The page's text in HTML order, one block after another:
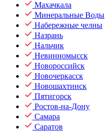
Махачкала
Минеральные Воды
Набережные челны
Назрань
Нальчик
Невинномысск
Новороссийск
Новочеркасск
Новошахтинск
Пятигорск
Ростов-на-Дону
Самара
Саратов